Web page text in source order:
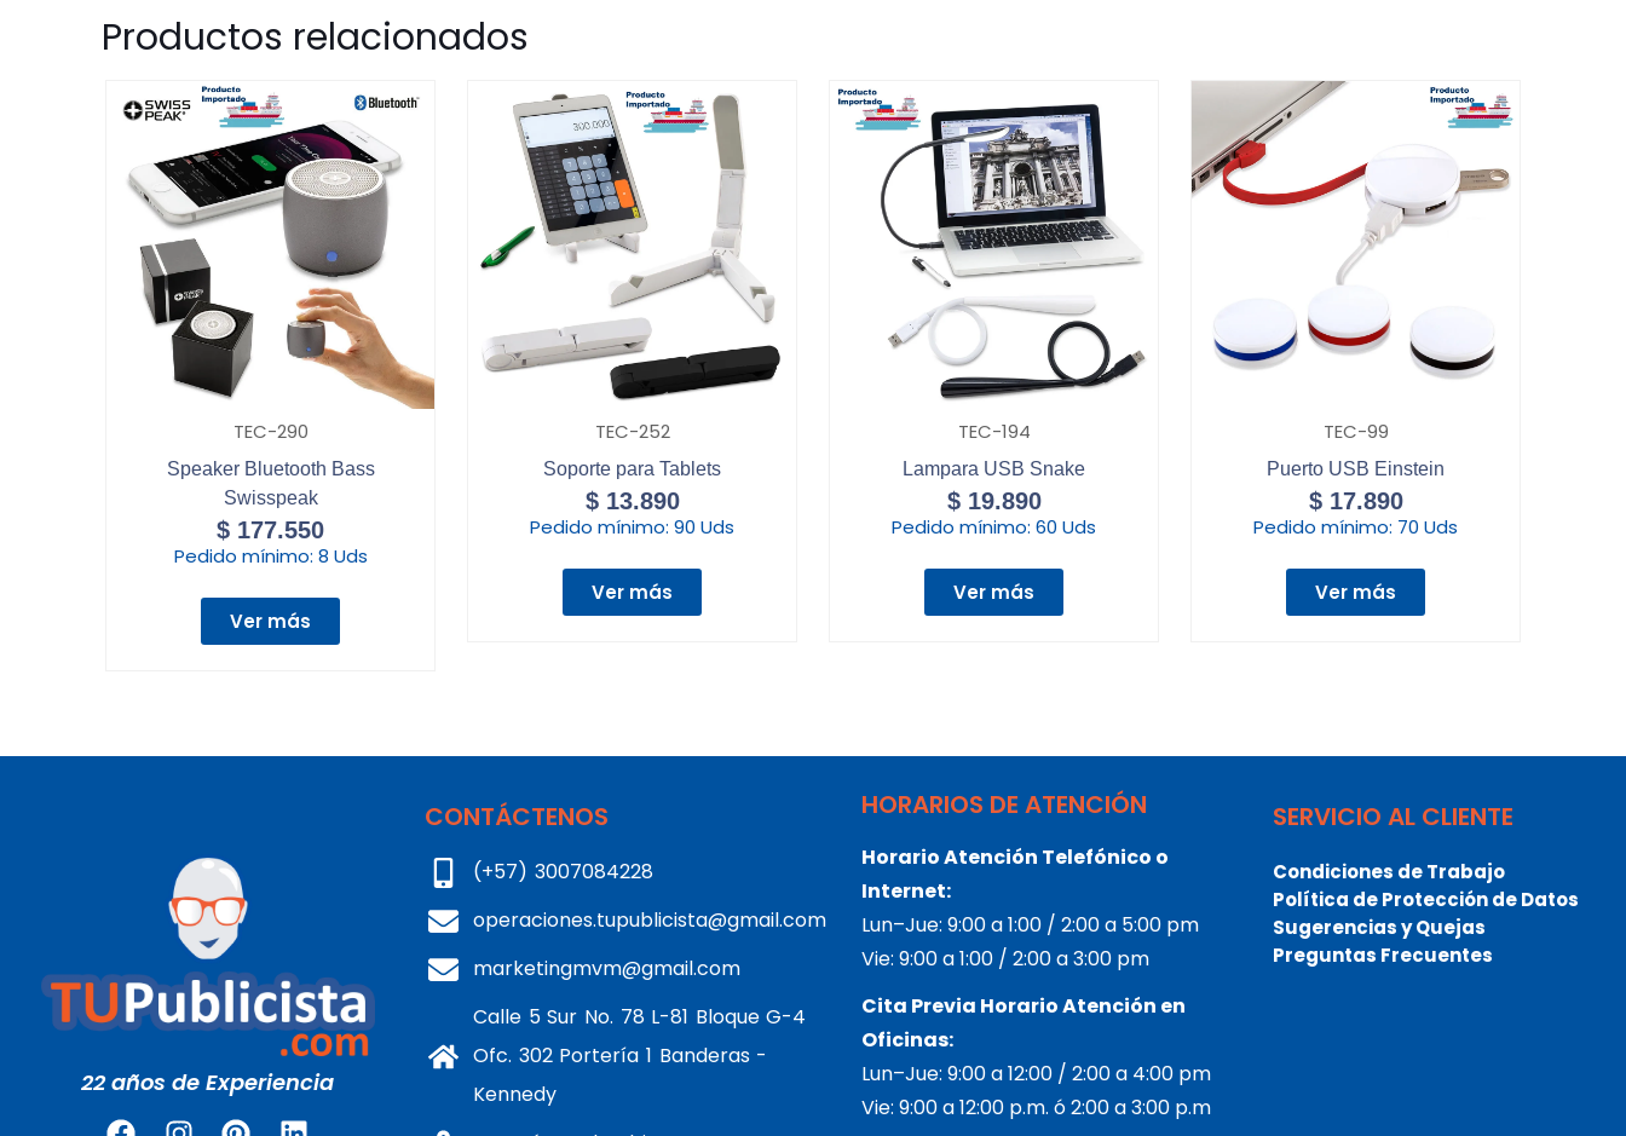
Productos relacionados
TEC-290
Speaker Bluetooth Bass
Swisspeak
$ 177.550
Pedido mínimo: 8 Uds
Ver más
TEC-252
Soporte para Tablets
$13.890
Pedido mínimo: 90 Uds
Ver más
TEC-194
Lampara USB Snake
$19.890
Pedido mínimo: 60 Uds
Ver más
TEC-99
Puerto USB Einstein
$17.890
Pedido mínimo: 70 Uds
Ver más
22 años de Experiencia
CONTÁCTENOS
(+57) 3007084228
operaciones.tupublicista@gmail.com
marketingmvm@gmail.com
Calle 5 Sur No. 78 L-81 Bloque G-4
Ofc. 302 Portería 1 Banderas -
Kennedy
HORARIOS DE ATENCIÓN
Horario Atención Telefónico o
Internet:
Lun–Jue: 9:00 a 1:00 / 2:00 a 5:00 pm
Vie: 9:00 a 1:00 / 2:00 a 3:00 pm
Cita Previa Horario Atención en
Oficinas:
Lun–Jue: 9:00 a 12:00 / 2:00 a 4:00 pm
Vie: 9:00 a 12:00 p.m. ó 2:00 a 3:00 p.m
SERVICIO AL CLIENTE
Condiciones de Trabajo
Política de Protección de Datos
Sugerencias y Quejas
Preguntas Frecuentes